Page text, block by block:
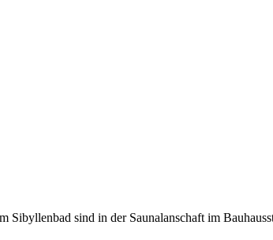
Sibyllenbad sind in der Saunalanschaft im